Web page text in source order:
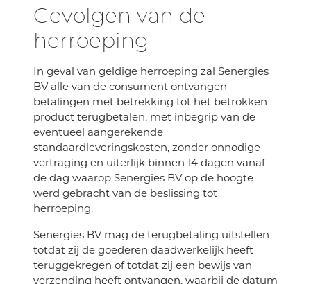
Gevolgen van de
herroeping
In geval van geldige herroeping zal Senergies
BV alle van de consument ontvangen
betalingen met betrekking tot het betrokken
product terugbetalen, met inbegrip van de
eventueel aangerekende
standaardleveringskosten, zonder onnodige
vertraging en uiterlijk binnen 14 dagen vanaf
de dag waarop Senergies BV op de hoogte
werd gebracht van de beslissing tot
herroeping.
Senergies BV mag de terugbetaling uitstellen
totdat zij de goederen daadwerkelijk heeft
teruggekregen of totdat zij een bewijs van
verzending heeft ontvangen, waarbij de datum